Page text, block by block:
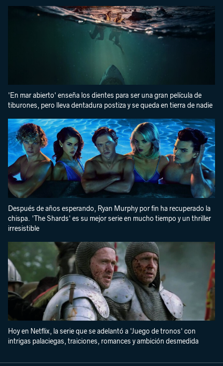
'En mar abierto' enseña los dientes para ser una gran película de
tiburones, pero lleva dentadura postiza y se queda en tierra de nadie
Después de años esperando, Ryan Murphy por fin ha recuperado la
chispa. 'The Shards' es su mejor serie en mucho tiempo y un thriller
irresistible
Hoy en Netflix, la serie que se adelantó a 'Juego de tronos' con
intrigas palaciegas, traiciones, romances y ambición desmedida